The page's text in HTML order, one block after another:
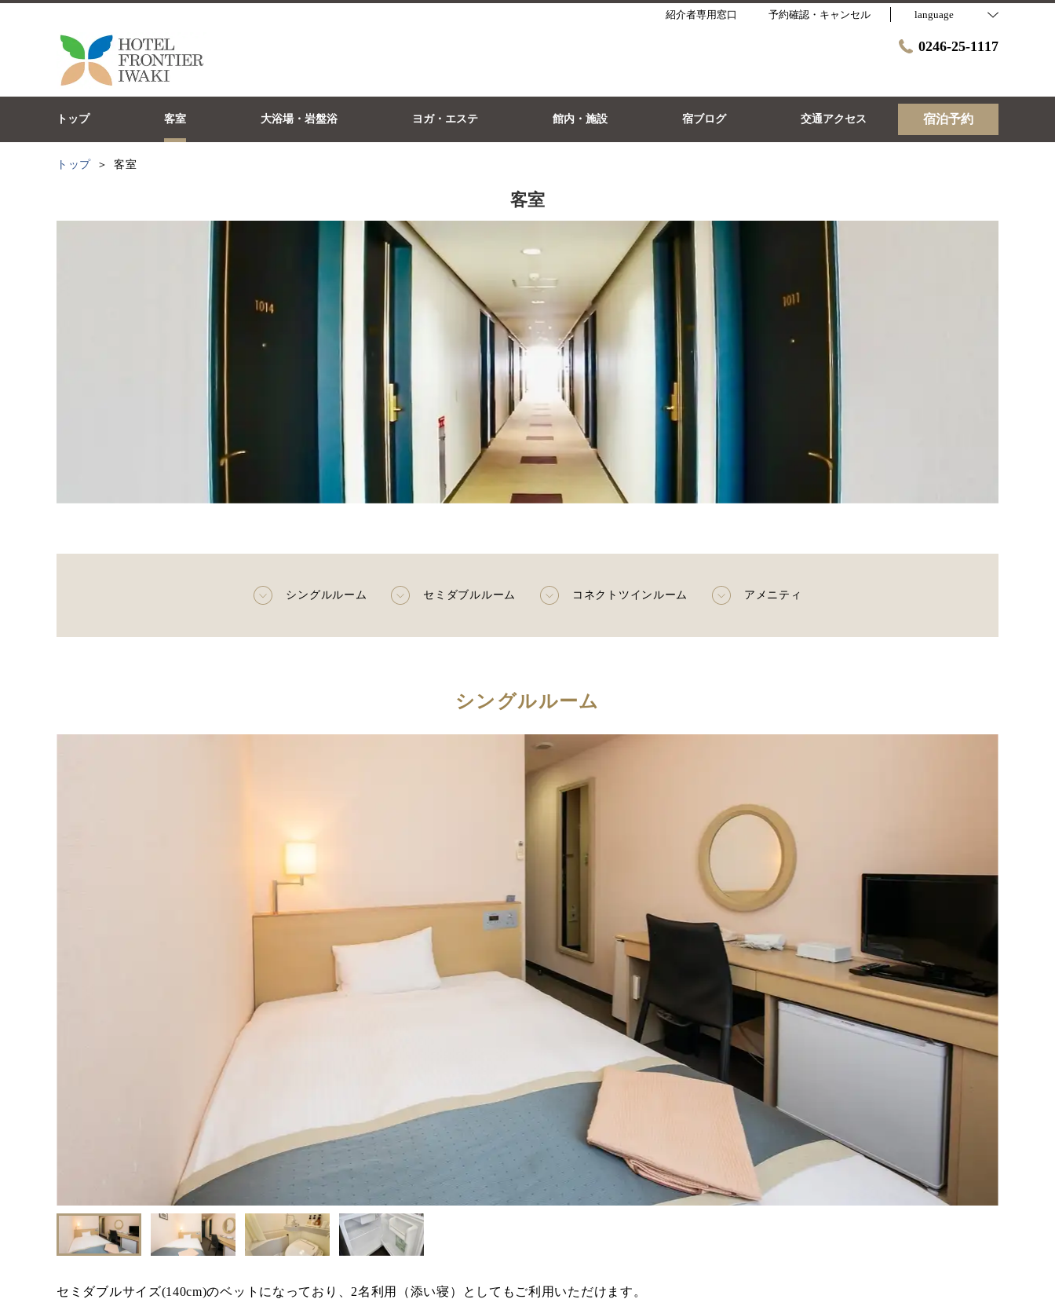
紹介者専用窓口 予約確認・キャンセル language
0246-25-1117
トップ 客室 大浴場・岩盤浴 ヨガ・エステ 館内・施設 宿ブログ 交通アクセス 宿泊予約
トップ 客室
客室
シングルルーム セミダブルルーム コネクトツインルーム アメニティ
シングルルーム
セミダブルサイズ(140cm)のベットになっており、2名利用（添い寝）としてもご利用いただけます。